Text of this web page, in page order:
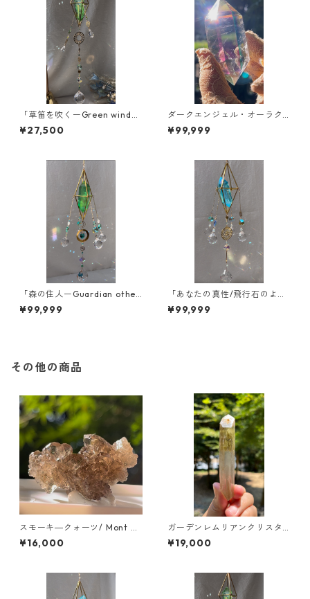
「草笛を吹くーGreen wind
~」【空の木の実 Lemurian
CrystalSuncatcher®︎】新作
¥27,500
ダークエンジェル・オーラク
ォーツ/ダブルターミネーテッ
ド/ ⭐︎サンキャッチャー対応
¥99,999
「森の住人ーGuardian other
forestー」
¥99,999
「あなたの真性/飛行石のよう
に〜Blue energy〜」
¥99,999
その他の商品
スモーキ―クォーツ/ Mont Bl
ank Massif Chamonix/ツー
ソン
¥16,000
ガーデンレムリアンクリスタ
ル/ブラジル／ミナスジェライ
ス
¥19,000